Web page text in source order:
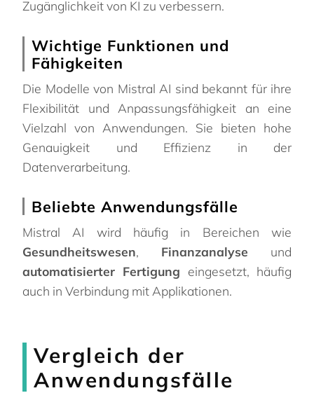
Zugänglichkeit von KI zu verbessern.
Wichtige Funktionen und
Fähigkeiten
Die Modelle von Mistral AI sind bekannt für ihre
Flexibilität und Anpassungsfähigkeit an eine
Vielzahl von Anwendungen. Sie bieten hohe
Genauigkeit und Effizienz in der
Datenverarbeitung.
Beliebte Anwendungsfälle
Mistral AI wird häufig in Bereichen wie
Gesundheitswesen, Finanzanalyse und
automatisierter Fertigung eingesetzt, häufig
auch in Verbindung mit Applikationen.
Vergleich der
Anwendungsfälle